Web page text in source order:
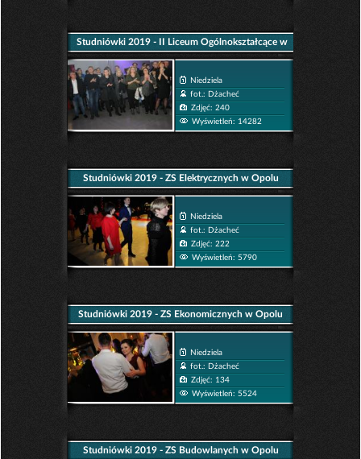
Studniówki 2019 - II Liceum Ogólnokształcące w
Opolu
Niedziela
fot.: Dżacheć
Zdjęć: 240
Wyświetleń: 14282
Studniówki 2019 - ZS Elektrycznych w Opolu
Niedziela
fot.: Dżacheć
Zdjęć: 222
Wyświetleń: 5790
Studniówki 2019 - ZS Ekonomicznych w Opolu
Niedziela
fot.: Dżacheć
Zdjęć: 134
Wyświetleń: 5524
Studniówki 2019 - ZS Budowlanych w Opolu